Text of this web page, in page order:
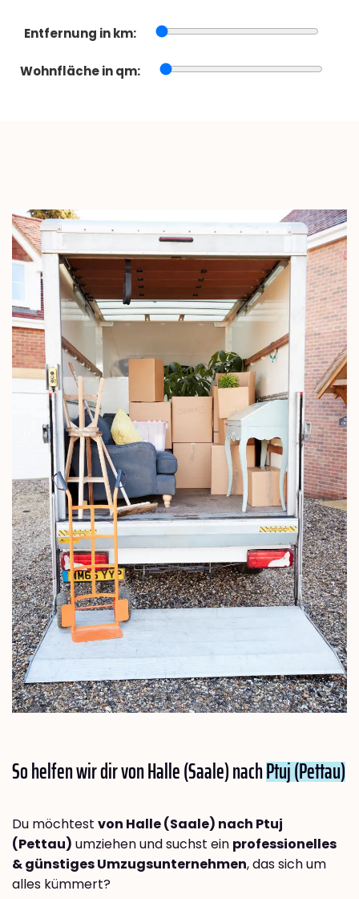
Entfernung in km:
Wohnfläche in qm:
So helfen wir dir von Halle (Saale) nachPtuj (Pettau)
Du möchtest von Halle (Saale) nach Ptuj
(Pettau) umziehen und suchst ein professionelles
& günstiges Umzugsunternehmen, das sich um
alles kümmert?